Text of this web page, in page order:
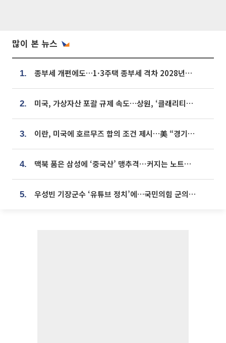
많이 본 뉴스
1. 종부세 개편에도…1·3주택 종부세 격차 2028년부터 확대
2. 미국, 가상자산 포괄 규제 속도…상원, ‘클래리티법’ 9월 절차투표 추진
3. 이란, 미국에 호르무즈 합의 조건 제시…美 “경기 아직 안 끝나” [종합]
4. 맥북 품은 삼성에 ‘중국산’ 맹추격⋯커지는 노트북 OLED 시장
5. 우성빈 기장군수 ‘유튜브 정치’에…국민의힘 군의원들 집단 반발